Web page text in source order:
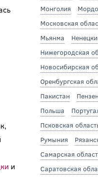
и
Монголия
Московская
Мьянма
Нижегородская
Новосибирская
Оренбургская
Пакистан
Польша
Псковская
Румыния
Самарская
Саратовская